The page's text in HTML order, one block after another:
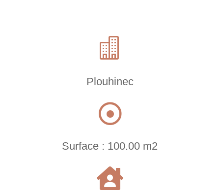

Plouhinec

Surface : 100.00 m2
